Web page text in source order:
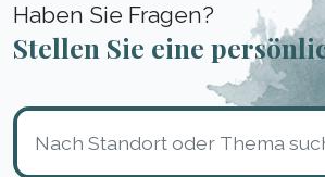
Haben Sie Fragen?
Stellen Sie eine